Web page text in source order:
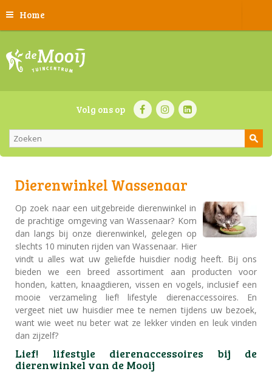
Home
Volg ons op
Dierenwinkel Wassenaar
Op zoek naar een uitgebreide dierenwinkel in
de prachtige omgeving van Wassenaar? Kom
dan langs bij onze dierenwinkel, gelegen op
slechts 10 minuten rijden van Wassenaar. Hier
vindt u alles wat uw geliefde huisdier nodig heeft. Bij ons
bieden we een breed assortiment aan producten voor
honden, katten, knaagdieren, vissen en vogels, inclusief een
mooie verzameling lief! lifestyle dierenaccessoires. En
vergeet niet uw huisdier mee te nemen tijdens uw bezoek,
want wie weet nu beter wat ze lekker vinden en leuk vinden
dan zijzelf?
Lief! lifestyle dierenaccessoires bij de
dierenwinkel van de Mooij